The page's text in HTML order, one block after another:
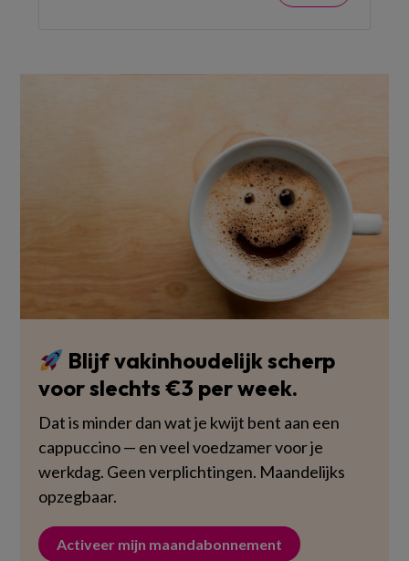
Blijf vakinhoudelijk scherp
voor slechts €3 per week.
Dat is minder dan wat je kwijt bent aan een
cappuccino — en veel voedzamer voor je
werkdag. Geen verplichtingen. Maandelijks
opzegbaar.
Activeer mijn maandabonnement